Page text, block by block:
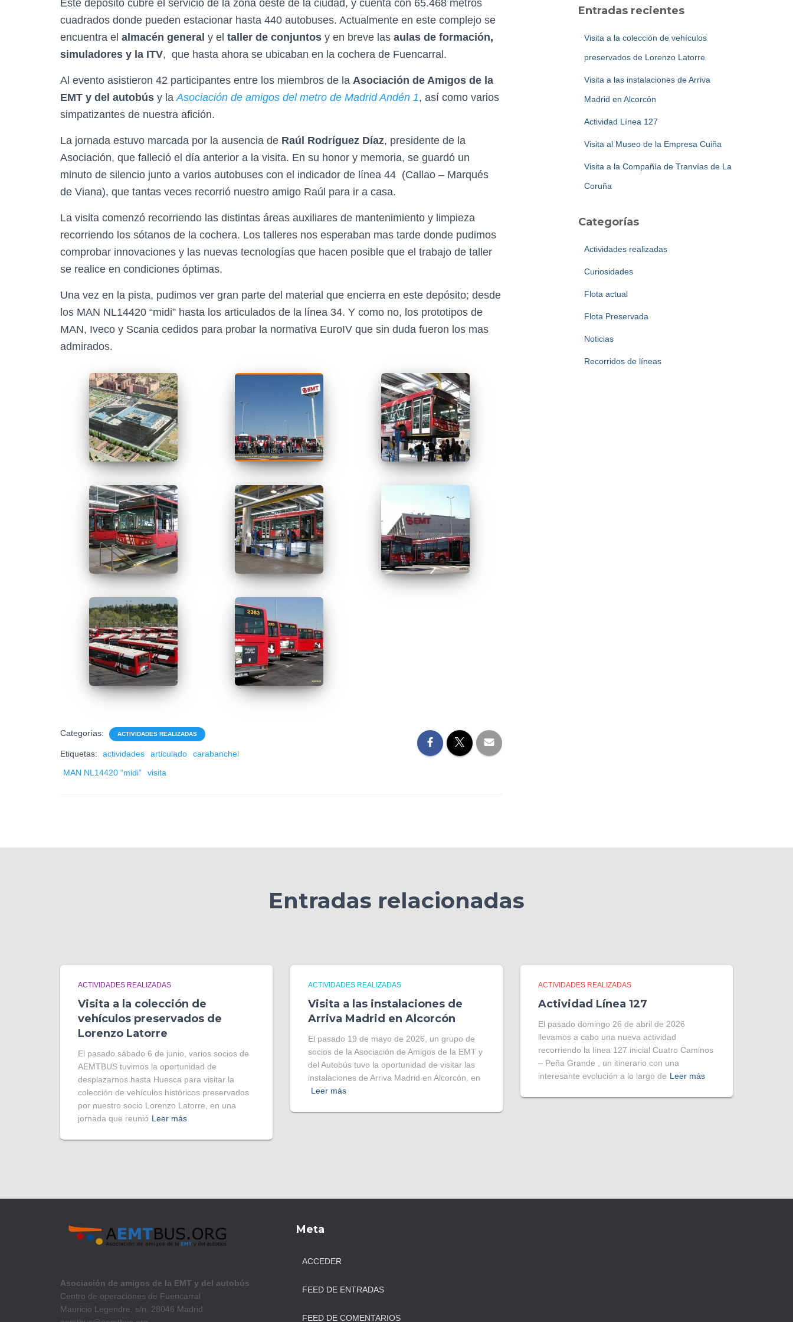
Este depósito cubre el servicio de la zona oeste de la ciudad, y cuenta con 65.468 metros
cuadrados donde pueden estacionar hasta 440 autobuses. Actualmente en este complejo se
encuentra el almacén general y el taller de conjuntos y en breve las aulas de formación,
simuladores y la ITV, que hasta ahora se ubicaban en la cochera de Fuencarral.
Al evento asistieron 42 participantes entre los miembros de la Asociación de Amigos de la
EMT y del autobús y laAsociación de amigos del metro de Madrid Andén 1, así como varios
simpatizantes de nuestra afición.
La jornada estuvo marcada por la ausencia de Raúl Rodríguez Díaz, presidente de la
Asociación, que falleció el día anterior a la visita. En su honor y memoria, se guardó un
minuto de silencio junto a varios autobuses con el indicador de línea 44 (Callao – Marqués
de Viana), que tantas veces recorrió nuestro amigo Raúl para ir a casa.
La visita comenzó recorriendo las distintas áreas auxiliares de mantenimiento y limpieza
recorriendo los sótanos de la cochera. Los talleres nos esperaban mas tarde donde pudimos
comprobar innovaciones y las nuevas tecnologías que hacen posible que el trabajo de taller
se realice en condiciones óptimas.
Una vez en la pista, pudimos ver gran parte del material que encierra en este depósito; desde
los MAN NL14420 “midi” hasta los articulados de la línea 34. Y como no, los prototipos de
MAN, Iveco y Scania cedidos para probar la normativa EuroIV que sin duda fueron los mas
admirados.
Categorías: ACTIVIDADES REALIZADAS
Etiquetas: actividades articulado
carabanchel
MAN NL14420 “midi”
visita
rEntradas recientes
Visita a la colección de vehículos
preservados de Lorenzo Latorre
Visita a las instalaciones de Arriva
Madrid en Alcorcón
Actividad Línea 127
Visita al Museo de la Empresa Cuiña
Visita a la Compañía de Tranvías de La
Coruña
Categorías
Actividades realizadas
Curiosidades
Flota actual
Flota Preservada
Noticias
Recorridos de líneas
Entradas relacionadas
ACTIVIDADES REALIZADAS
Visita a la colección de
vehículos preservados de
Lorenzo Latorre
El pasado sábado 6 de junio, varios socios de
AEMTBUS tuvimos la oportunidad de
desplazarnos hasta Huesca para visitar la
colección de vehículos históricos preservados
por nuestro socio Lorenzo Latorre, en una
jornada que reunió Leer más
ACTIVIDADES REALIZADAS
Visita a las instalaciones de
Arriva Madrid en Alcorcón
El pasado 19 de mayo de 2026, un grupo de
socios de la Asociación de Amigos de la EMT y
del Autobús tuvo la oportunidad de visitar las
instalaciones de Arriva Madrid en Alcorcón, en
Leer más
ACTIVIDADES REALIZADAS
Actividad Línea 127
El pasado domingo 26 de abril de 2026
llevamos a cabo una nueva actividad
recorriendo la línea 127 inicial Cuatro Caminos
– Peña Grande , un itinerario con una
interesante evolución a lo largo de Leer más
Asociación de amigos de la EMT y del autobús
Centro de operaciones de Fuencarral
Mauricio Legendre, s/n. 28046 Madrid
Meta
ACCEDER
FEED DE ENTRADAS
FEED DE COMENTARIOS